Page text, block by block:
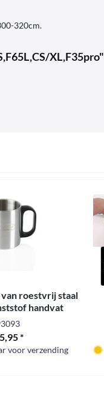
320cm.
XL,F35pro"
roestvrij staal
handvat
*
voor verzending